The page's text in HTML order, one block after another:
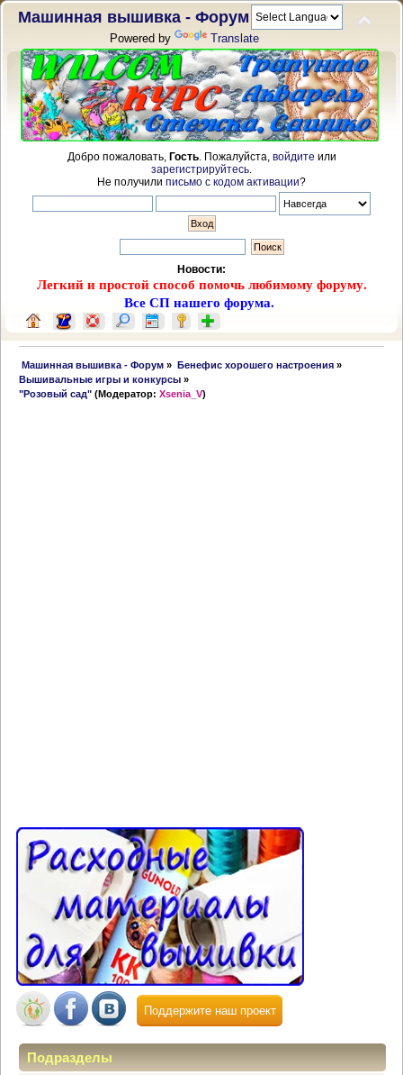
Машинная вышивка - Форум
Powered by Translate
Добро пожаловать, Гость. Пожалуйста, войдите или
зарегистрируйтесь
Не получили письмо с кодом активации?
Новости:
Легкий и простой способ помочь любимому форуму.
Все СП нашего форума.
Машинная вышивка - Форум » Бенефис хорошего настроения»
Вышивальные игры и конкурсы »
"Розовый сад" (Модератор:Xsenia_V)
Поддержите наш проект
Подразделы